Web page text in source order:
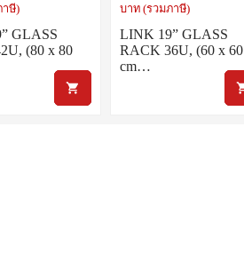
าษี)
GLASS
(80 x 80
บาท (รวมภาษี)
LINK 19” GLASS
RACK 36U, (60 x 60
cm…